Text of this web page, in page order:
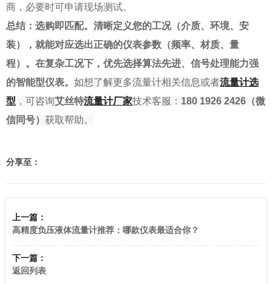
商，必要时可申请现场测试。
总结：选购即匹配。清晰定义您的工况（介质、环境、安
装），就能对应选出正确的仪表参数（频率、材质、量
程）。在复杂工况下，优先选择算法先进、信号处理能力强
的智能型仪表。 如想了解更多流量计相关信息或者流量计选
型 ，可咨询艾丝特流量计厂家技术客服： 180 1926 2426 （微
信同号） 获取帮助。
分享至：
上一篇：
高精度负压液体流量计推荐：哪款仪表最适合你？
下一篇：
返回列表